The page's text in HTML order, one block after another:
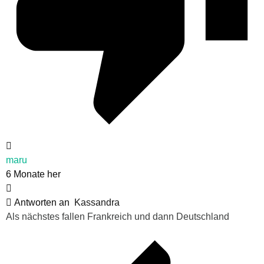
maru
6 Monate her
Antworten an
Kassandra
Als nächstes fallen Frankreich und dann Deutschland